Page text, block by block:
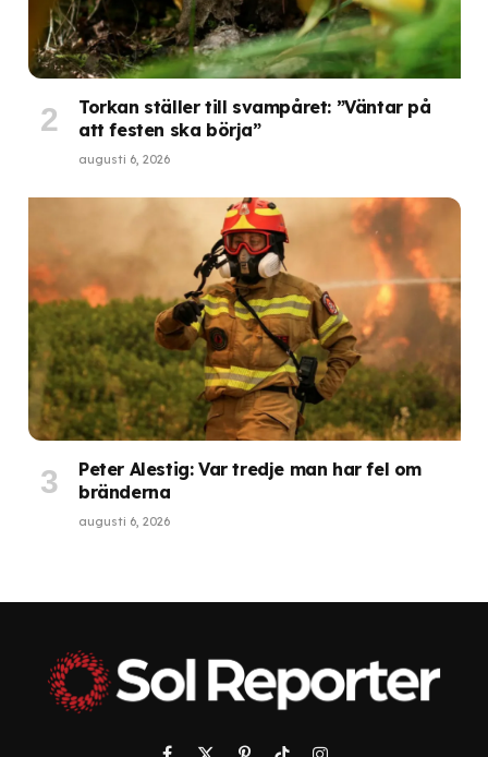
Torkan ställer till svampåret: ”Väntar på
att festen ska börja”
augusti 6, 2026
Peter Alestig: Var tredje man har fel om
bränderna
augusti 6, 2026